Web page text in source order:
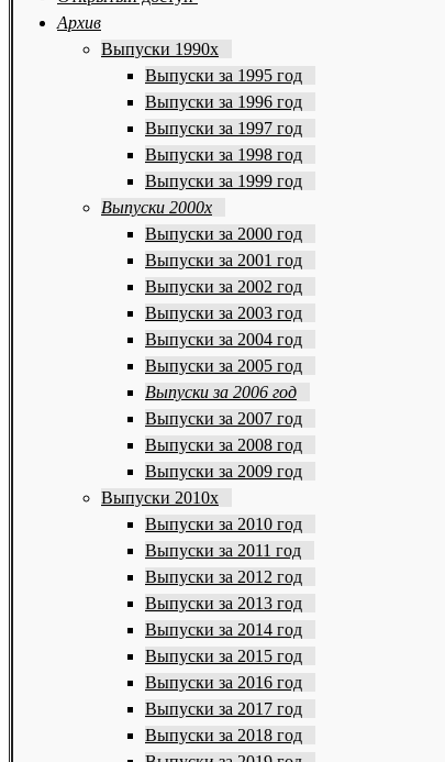
Архив
Выпуски 1990х
Выпуски за 1995 год
Выпуски за 1996 год
Выпуски за 1997 год
Выпуски за 1998 год
Выпуски за 1999 год
Выпуски 2000х
Выпуски за 2000 год
Выпуски за 2001 год
Выпуски за 2002 год
Выпуски за 2003 год
Выпуски за 2004 год
Выпуски за 2005 год
Выпуски за 2006 год
Выпуски за 2007 год
Выпуски за 2008 год
Выпуски за 2009 год
Выпуски 2010х
Выпуски за 2010 год
Выпуски за 2011 год
Выпуски за 2012 год
Выпуски за 2013 год
Выпуски за 2014 год
Выпуски за 2015 год
Выпуски за 2016 год
Выпуски за 2017 год
Выпуски за 2018 год